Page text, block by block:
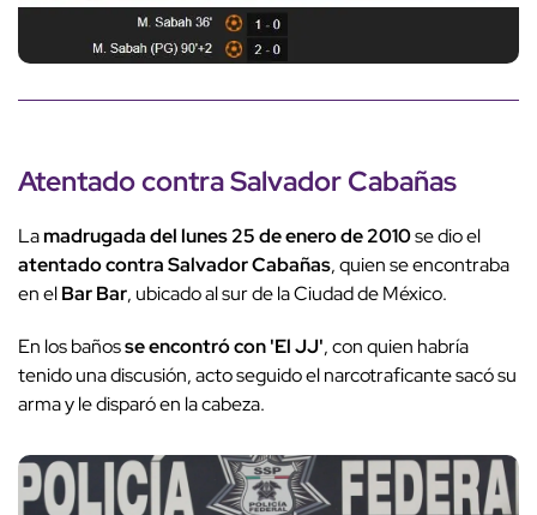
Atentado contra Salvador Cabañas
Lamadrugada del lunes 25 de enero de 2010se dio el
atentado contra Salvador Cabañas, quien se encontraba
en elBar Bar, ubicado al sur de la Ciudad de México.
En los bañosse encontró con 'El JJ', con quien habría
tenido una discusión, acto seguido el narcotraficante sacó su
arma y le disparó en la cabeza.